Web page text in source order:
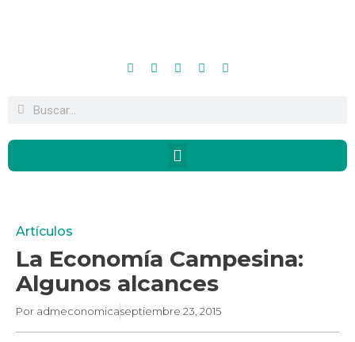
Artículos
La Economía Campesina:
Algunos alcances
Por admeconomicaseptiembre 23, 2015